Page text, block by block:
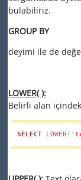
bulabiliriz.
GROUP BY
deyimi ile de
LOWER( ):
Belirli alan
SELECT LOWER (